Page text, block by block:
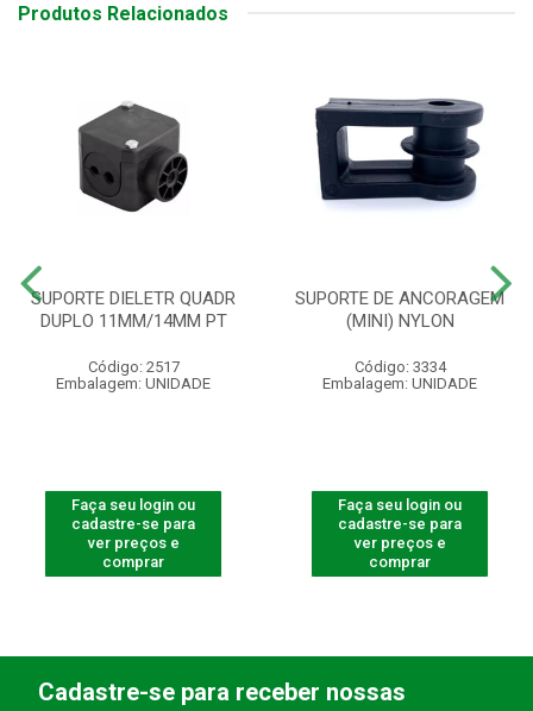
Produtos Relacionados
SUPORTE DIELETR QUADR
DUPLO 11MM/14MM PT
Código: 2517
Embalagem: UNIDADE
Faça seu login ou
cadastre-se para
ver preços e
comprar
SUPORTE DE ANCORAGEM
(MINI) NYLON
Código: 3334
Embalagem: UNIDADE
Faça seu login ou
cadastre-se para
ver preços e
comprar
Cadastre-se para receber nossas